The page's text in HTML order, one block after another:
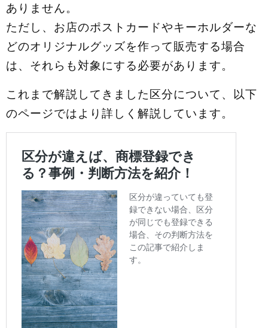
ありません。
ただし、お店のポストカードやキーホルダーな
どのオリジナルグッズを作って販売する場合
は、それらも対象にする必要があります。
これまで解説してきました区分について、以下
のページではより詳しく解説しています。